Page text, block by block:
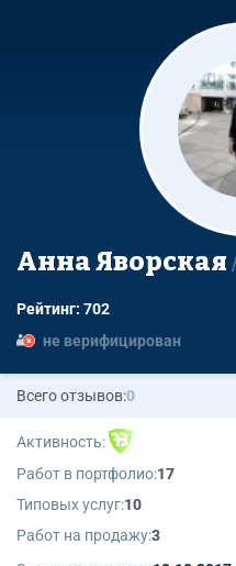
Анна Яворская
Рейтинг: 702
не верифицирован
Всего отзывов:0
Активность:
Работ в портфолио:17
Типовых услуг:10
Работ на продажу:3